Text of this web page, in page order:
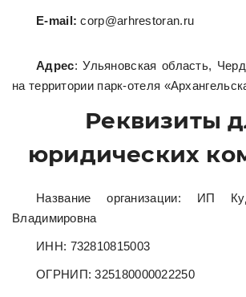
Е-mail:corp@arhrestoran.ru
Адрес: Ульяновская область,
на территории парк-отеля
Реквизиты
юридических
Название организации: ИП
Владимировна
ИНН: 732810815003
ОГРНИП: 325180000022250